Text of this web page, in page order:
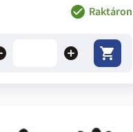
Raktáron
add